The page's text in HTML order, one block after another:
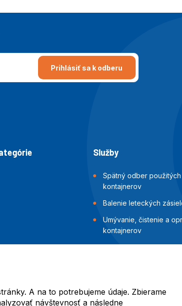
Prihlásiť sa k odberu
Služby
Spätný odber použitých
kontajnerov
Balenie leteckých
Umývanie, čistenie a
kontajnerov
Inšpekcia a skúšky
A na to potrebujeme údaje. Zbierame
návštevnosť a následne